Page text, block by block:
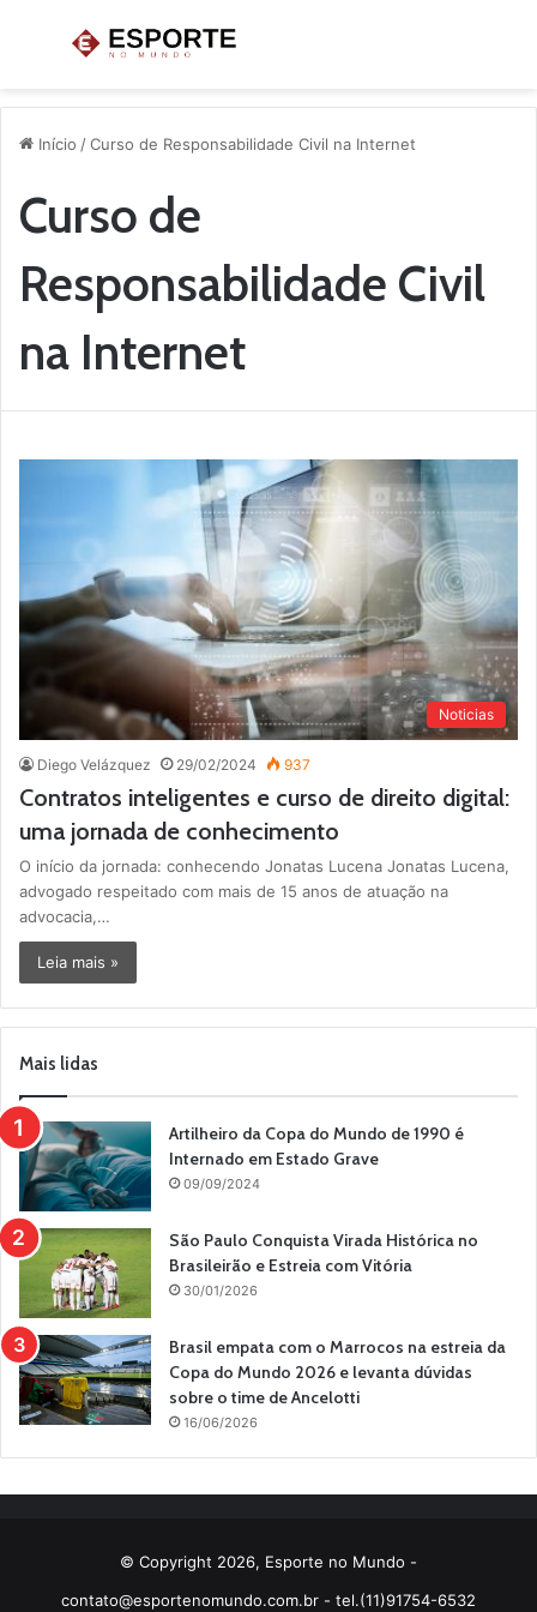
Menu
Início /Curso de Responsabilidade Civil na Internet
Curso de
Responsabilidade Civil
na Internet
Noticias
Diego Velázquez 29/02/2024 937
Contratos inteligentes e curso de direito digital:
uma jornada de conhecimento
O início da jornada: conhecendo Jonatas Lucena Jonatas Lucena,
advogado respeitado com mais de 15 anos de atuação na
advocacia,…
Leia mais »
Mais lidas
Artilheiro da Copa do Mundo de 1990 é
Internado em Estado Grave
09/09/2024
São Paulo Conquista Virada Histórica no
Brasileirão e Estreia com Vitória
30/01/2026
Brasil empata com o Marrocos na estreia da
Copa do Mundo 2026 e levanta dúvidas
sobre o time de Ancelotti
16/06/2026
© Copyright 2026, Esporte no Mundo -
contato@esportenomundo.com.br - tel.(11)91754-6532